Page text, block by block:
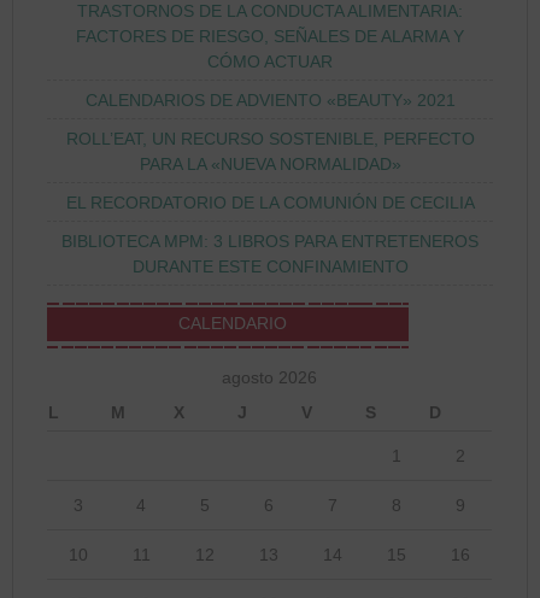
TRASTORNOS DE LA CONDUCTA ALIMENTARIA:
FACTORES DE RIESGO, SEÑALES DE ALARMA Y
CÓMO ACTUAR
CALENDARIOS DE ADVIENTO «BEAUTY» 2021
ROLL’EAT, UN RECURSO SOSTENIBLE, PERFECTO
PARA LA «NUEVA NORMALIDAD»
EL RECORDATORIO DE LA COMUNIÓN DE CECILIA
BIBLIOTECA MPM: 3 LIBROS PARA ENTRETENEROS
DURANTE ESTE CONFINAMIENTO
CALENDARIO
agosto 2026
L
M X J V S D
1 2
3 4 5 6 7 8 9
10 11 12 13 14 15 16